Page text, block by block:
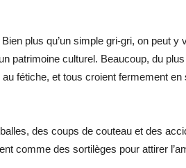
plus qu’un simple gri-gri, on peut y
patrimoine culturel. Beaucoup, du
fétiche, et tous croient fermement en
des coups de couteau et des
comme des sortilèges pour attirer